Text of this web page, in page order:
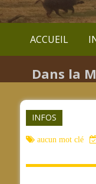
ACCUEIL
Dans la
INFOS
aucun mot clé